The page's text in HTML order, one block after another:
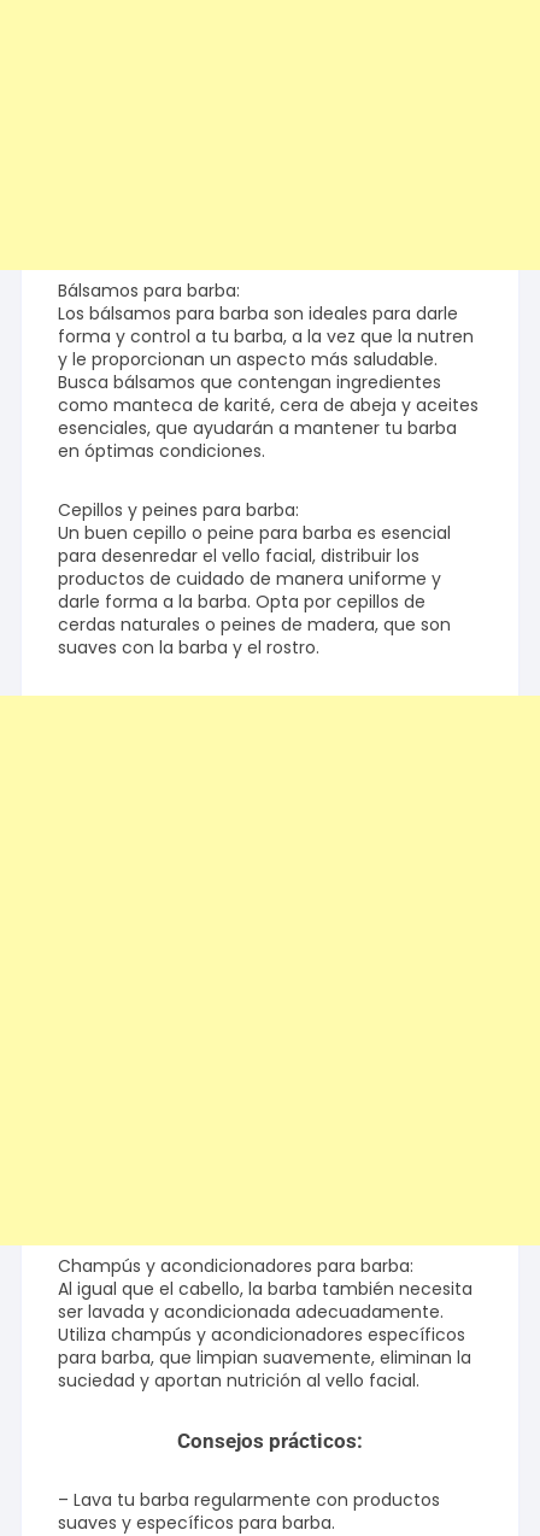
Bálsamos para barba:
Los bálsamos para barba son ideales para darle
forma y control a tu barba, a la vez que la nutren
y le proporcionan un aspecto más saludable.
Busca bálsamos que contengan ingredientes
como manteca de karité, cera de abeja y aceites
esenciales, que ayudarán a mantener tu barba
en óptimas condiciones.
Cepillos y peines para barba:
Un buen cepillo o peine para barba es esencial
para desenredar el vello facial, distribuir los
productos de cuidado de manera uniforme y
darle forma a la barba. Opta por cepillos de
cerdas naturales o peines de madera, que son
suaves con la barba y el rostro.
Champús y acondicionadores para barba:
Al igual que el cabello, la barba también necesita
ser lavada y acondicionada adecuadamente.
Utiliza champús y acondicionadores específicos
para barba, que limpian suavemente, eliminan la
suciedad y aportan nutrición al vello facial.
Consejos prácticos:
– Lava tu barba regularmente con productos
suaves y específicos para barba.